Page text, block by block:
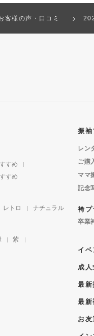
客様の声・口コミ
すめ
すめ
レトロ ナチュラル
紫
振袖
レン
ご購
ママ
記念
袴プ
卒業
イ
成
最
最
お